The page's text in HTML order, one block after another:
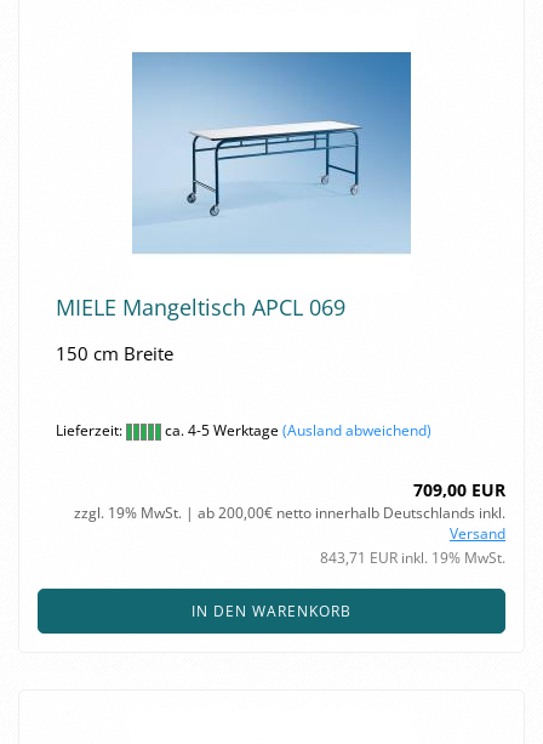
MIELE Man­gel­tisch APCL 069
150 cm Brei­te
Lieferzeit: ca. 4-5 Werktage(Ausland abweichend)
709,00 EUR
zzgl. 19% MwSt. | ab 200,00€ netto innerhalb Deutschlands inkl.
Versand
843,71 EUR inkl. 19% MwSt.
IN DEN WARENKORB